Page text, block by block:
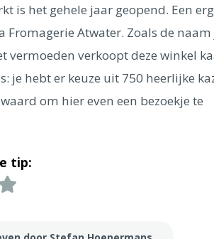
is het gehele jaar geopend. Een erg
Fromagerie Atwater. Zoals de naam
vermoeden verkoopt deze winkel
je hebt er keuze uit 750 heerlijke
om hier even een bezoekje te
tip: